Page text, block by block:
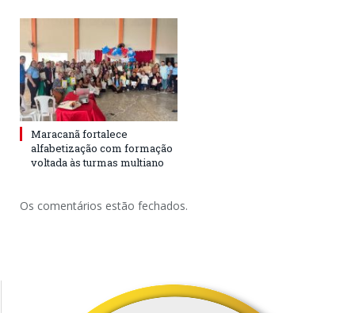
Maracanã fortalece
alfabetização com formação
voltada às turmas multiano
Os comentários estão fechados.